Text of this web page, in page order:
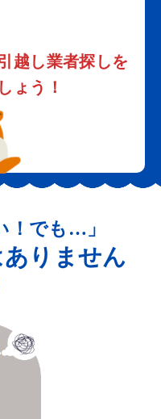
越し業者探しを
ょう！
！でも…」
りません